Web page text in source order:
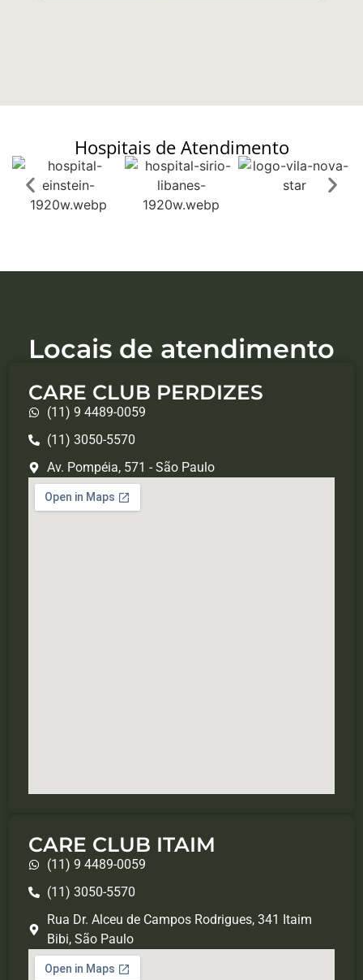
Hospitais de Atendimento
Locais de atendimento
CARE CLUB PERDIZES
(11) 9 4489-0059
(11) 3050-5570
Av. Pompéia, 571 - São Paulo
CARE CLUB ITAIM
(11) 9 4489-0059
(11) 3050-5570
Rua Dr. Alceu de Campos Rodrigues, 341 Itaim
Bibi, São Paulo